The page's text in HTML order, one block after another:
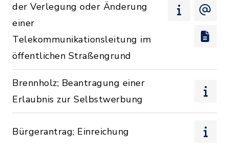
der Verlegung oder Änderung
einer
Telekommunikationsleitung im
öffentlichen Straßengrund
Brennholz; Beantragung einer
Erlaubnis zur Selbstwerbung
Bürgerantrag; Einreichung